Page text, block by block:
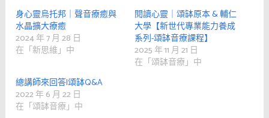
身心靈烏托邦｜聲音療癒與
水晶擴大療癒
2024 年 7 月 28 日
在「新思維」中
閱讀心靈｜頌缽原本 & 輔仁
大學【新世代專業能力養成
系列-頌缽音療課程】
2025 年 11 月 21 日
在「頌缽音療」中
總講師來回答|頌缽Q&A
2022 年 6 月 22 日
在「頌缽音療」中